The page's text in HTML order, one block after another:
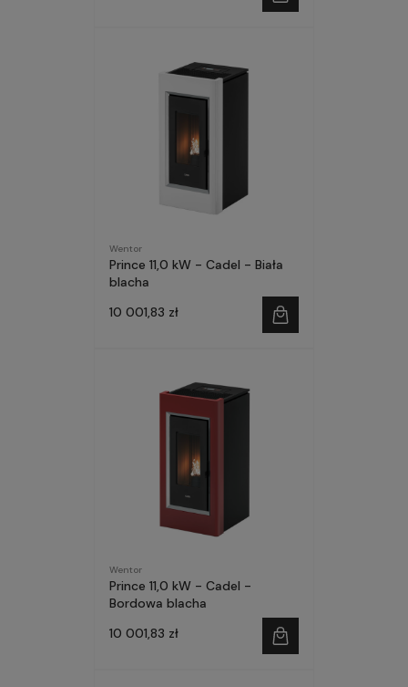
Wentor
Prince 11,0 kW - Cadel - Biała
blacha
10 001,83 zł
Wentor
Prince 11,0 kW - Cadel -
Bordowa blacha
10 001,83 zł